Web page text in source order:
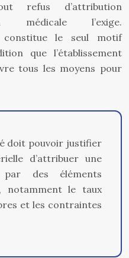
refus d’attribution
médicale l’exige.
constitue le seul motif
que l’établissement
tous les moyens pour
doit pouvoir justifier
d’attribuer une
par des éléments
notamment le taux
et les contraintes